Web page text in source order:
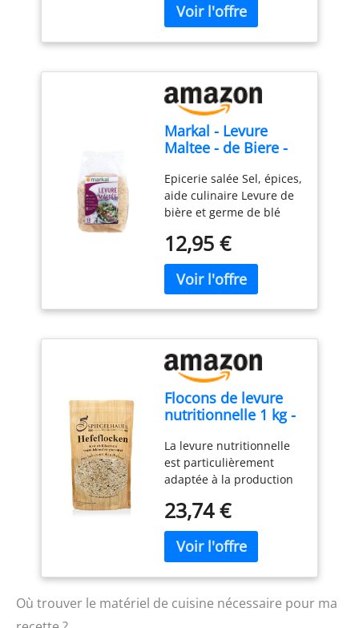
Markal - Levure
Maltee - de Biere -
Epicerie salée Sel, épices,
aide culinaire Levure de
bière et germe de blé
Paillette 250G
12,95 €
Flocons de levure
nutritionnelle 1 kg -
Qualité Premium
La levure nutritionnelle
est particulièrement
adaptée à la production
sans gluten et végétalien
Nutritionnel : Les flocons
de levure sont
particulièrement riches
en protéines (46%) et les
flocons contiennent
23,74 €
Où trouver le matériel de cuisine nécessaire pour ma